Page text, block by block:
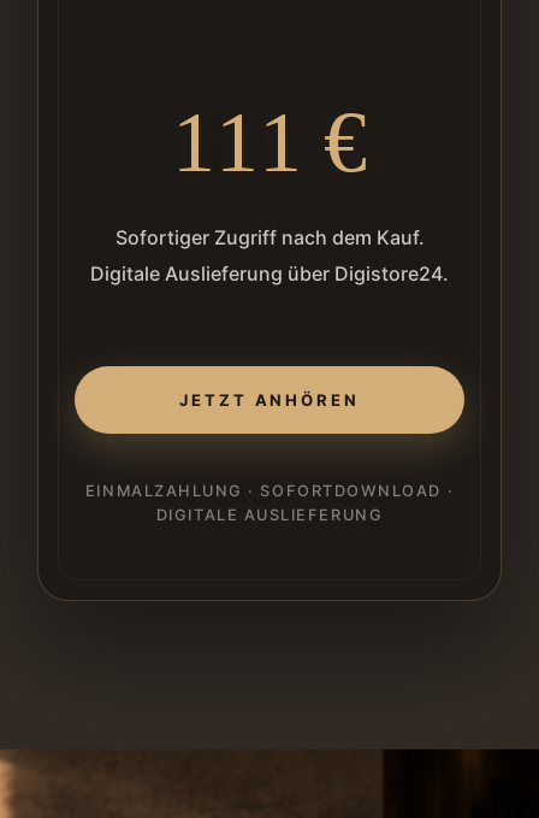
111 €
Sofortiger Zugriff nach dem Kauf.
Digitale Auslieferung über Digistore24.
JETZT ANHÖREN
EINMALZAHLUNG · SOFORTDOWNLOAD ·
DIGITALE AUSLIEFERUNG